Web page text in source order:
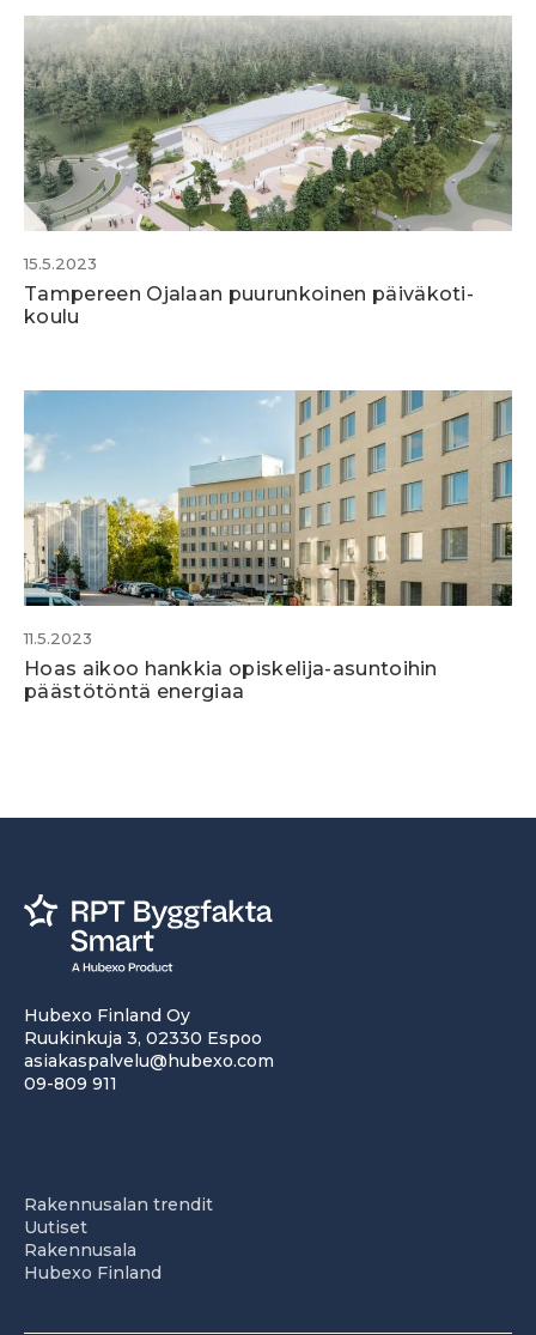
15.5.2023
Tampereen Ojalaan puurunkoinen päiväkoti-
koulu
11.5.2023
Hoas aikoo hankkia opiskelija-asuntoihin
päästötöntä energiaa
Hubexo Finland Oy
Ruukinkuja 3, 02330 Espoo
asiakaspalvelu@hubexo.com
09-809 911
Rakennusalan trendit
Uutiset
Rakennusala
Hubexo Finland